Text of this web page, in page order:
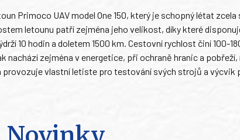
Primoco UAV model One 150, který je schopný létat
letounu patří zejména jeho velikost, díky které
10 hodin a doletem 1500 km. Cestovní rychlost činí 100-
zejména v energetice, při ochraně hranic a
provozuje vlastní letiste pro testování svých strojů a výcvik